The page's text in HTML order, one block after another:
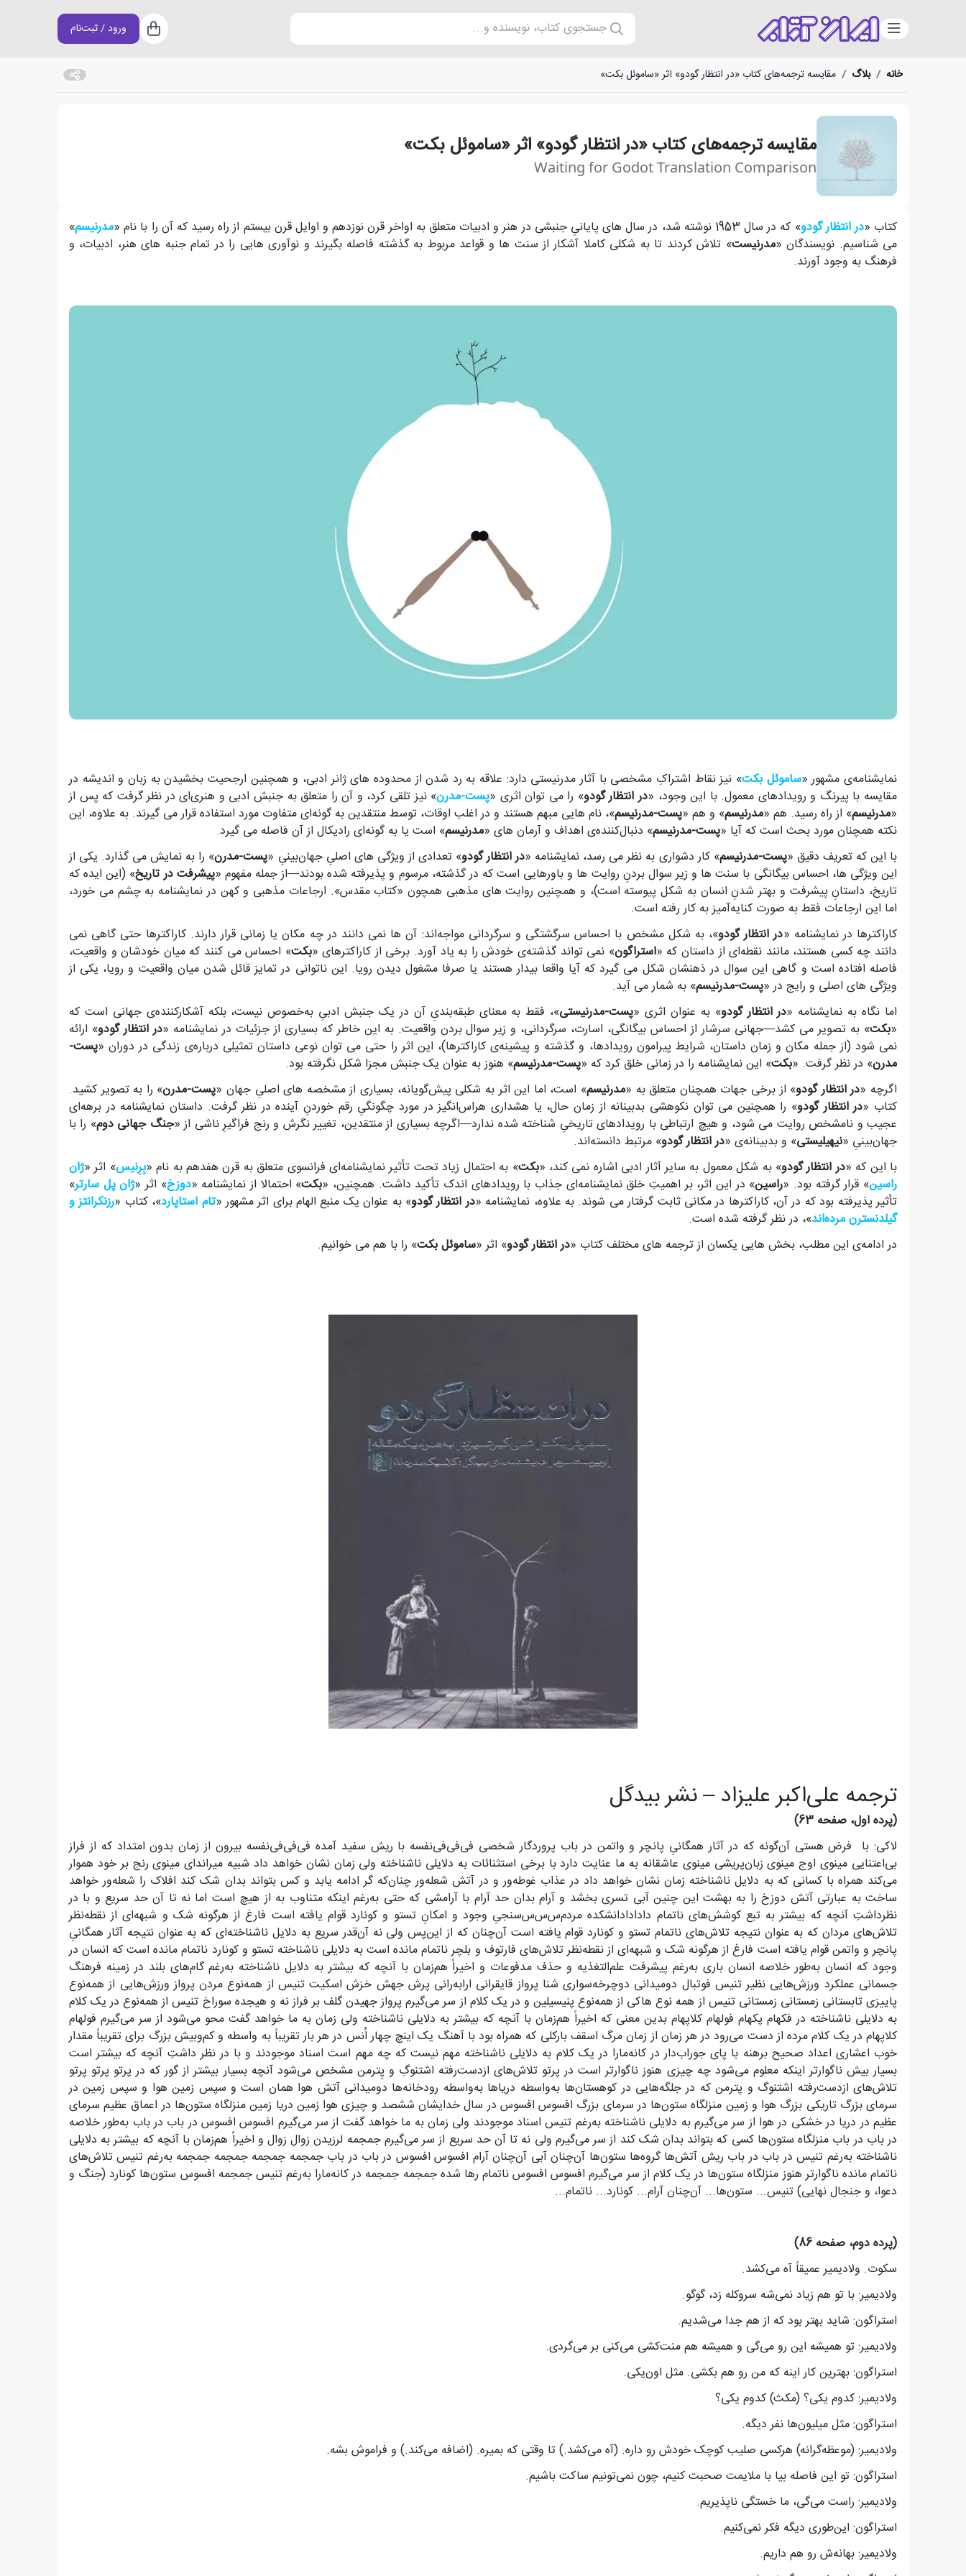
دسته‌بندی جستجوی کتاب، نویسنده و... سبد خرید
ورود / ثبت‌نام
خانه / بلاگ / مقایسه ترجمه‌های کتاب «در انتظار گودو» اثر «ساموئل بکت»
مقایسه ترجمه‌های کتاب «در انتظار گودو» اثر «ساموئل بکت»
Waiting for Godot Translation Comparison
در این مطلب، بخش هایی یکسان از ترجمه های مختلف کتاب «در انتظار گودو» اثر «ساموئل بکت» را با هم می خوانیم.
کتاب «در انتظار گودو» که در سال 1953 نوشته شد، در سال های پایانیِ جنبشی در هنر و ادبیات متعلق به اواخر قرن نوزدهم و اوایل قرن بیستم از راه رسید که آن را با نام « مدرنیسم»
می شناسیم. نویسندگان «مدرنیست» تلاش کردند تا به شکلی کاملا آشکار از سنت ها و قواعد مربوط به گذشته فاصله بگیرند و نوآوری هایی را در تمام جنبه های هنر، ادبیات، و
فرهنگ به وجود آورند.
نمایشنامه‌ی مشهور «ساموئل بکت» نیز نقاط اشتراکِ مشخصی با آثار مدرنیستی دارد: علاقه به رد شدن از محدوده های ژانر ادبی، و همچنین ارجحیت بخشیدن به زبان و اندیشه در
مقایسه با پیرنگ و رویدادهای معمول. با این وجود، «در انتظار گودو» را می توان اثری «پست-مدرن» نیز تلقی کرد، و آن را متعلق به جنبش ادبی و هنری‌ای در نظر گرفت که پس از
«مدرنیسم» از راه رسید. هم «مدرنیسم» و هم «پست-مدرنیسم»، نام هایی مبهم هستند و در اغلب اوقات، توسط منتقدین به گونه‌ای متفاوت مورد استفاده قرار می گیرند. به علاوه، این
نکته همچنان مورد بحث است که آیا «پست-مدرنیسم» دنبال‌کننده‌ی اهداف و آرمان های «مدرنیسم» است یا به گونه‌ای رادیکال از آن فاصله می گیرد.
با این که تعریف دقیق «پست-مدرنیسم» کار دشواری به نظر می رسد، نمایشنامه «در انتظار گودو» تعدادی از ویژگی های اصلیِ جهان‌بینیِ «پست-مدرن» را به نمایش می گذارد. یکی از
این ویژگی ها، احساس بیگانگی با سنت ها و زیر سوال بردنِ روایت ها و باورهایی است که در گذشته، مرسوم و پذیرفته شده بودند—از جمله مفهوم «پیشرفت در تاریخ» (این ایده که
تاریخ، داستانِ پیشرفت و بهتر شدنِ انسان به شکل پیوسته است)، و همچنین روایت های مذهبی همچون «کتاب مقدس». ارجاعات مذهبی و کهن در نمایشنامه به چشم می خورد،
اما این ارجاعات فقط به صورت کنایه‌آمیز به کار رفته است.
کاراکترها در نمایشنامه «در انتظار گودو»، به شکل مشخص با احساس سرگشتگی و سرگردانی مواجه‌اند: آن ها نمی دانند در چه مکان یا زمانی قرار دارند. کاراکترها حتی گاهی نمی
دانند چه کسی هستند، مانند نقطه‌ای از داستان که «استراگون» نمی تواند گذشته‌ی خودش را به یاد آورد. برخی از کاراکترهای «بکت» احساس می کنند که میان خودشان و واقعیت،
فاصله افتاده است و گاهی این سوال در ذهنشان شکل می گیرد که آیا واقعا بیدار هستند یا صرفا مشغول دیدن رویا. این ناتوانی در تمایز قائل شدن میان واقعیت و رویا، یکی از
ویژگی های اصلی و رایج در «پست-مدرنیسم» به شمار می آید.
اما نگاه به نمایشنامه «در انتظار گودو» به عنوان اثری «پست-مدرنیستی»، فقط به معنای طبقه‌بندیِ آن در یک جنبش ادبیِ به‌خصوص نیست، بلکه آشکارکننده‌ی جهانی است که
«بکت» به تصویر می کشد—جهانی سرشار از احساس بیگانگی، اسارت، سرگردانی، و زیر سوال بردن واقعیت. به این خاطر که بسیاری از جزئیات در نمایشنامه «در انتظار گودو» ارائه
نمی شود (از جمله مکان و زمان داستان، شرایط پیرامون رویدادها، و گذشته و پیشینه‌ی کاراکترها)، این اثر را حتی می توان نوعی داستان تمثیلی درباره‌ی زندگی در دوران «پست-
مدرن» در نظر گرفت. «بکت» این نمایشنامه را در زمانی خلق کرد که «پست-مدرنیسم» هنوز به عنوان یک جنبش مجزا شکل نگرفته بود.
اگرچه «در انتظار گودو» از برخی جهات همچنان متعلق به «مدرنیسم» است، اما این اثر به شکلی پیش‌گویانه، بسیاری از مشخصه های اصلیِ جهان «پست-مدرن» را به تصویر کشید.
کتاب «در انتظار گودو» را همچنین می توان نکوهشی بدبینانه از زمان حال، یا هشداری هراس‌انگیز در مورد چگونگیِ رقم خوردنِ آینده در نظر گرفت. داستان نمایشنامه در برهه‌ای
عجیب و نامشخص روایت می شود، و هیچ ارتباطی با رویدادهای تاریخیِ شناخته شده ندارد—اگرچه بسیاری از منتقدین، تغییر نگرش و رنج فراگیرِ ناشی از «جنگ جهانی دوم» را با
جهان‌بینیِ «نیهیلیستی» و بدبینانه‌ی «در انتظار گودو» مرتبط دانسته‌اند.
با این که «در انتظار گودو» به شکل معمول به سایر آثار ادبی اشاره نمی کند، «بکت» به احتمال زیاد تحت تأثیر نمایشنامه‌ای فرانسوی متعلق به قرن هفدهم به نام «بِرِنیس» اثر «ژان
راسین» قرار گرفته بود. «راسین» در این اثر، بر اهمیتِ خلق نمایشنامه‌ای جذاب با رویدادهای اندک تأکید داشت. همچنین، «بکت» احتمالا از نمایشنامه «دوزخ» اثر «ژان پل سارتر»
تأثیر پذیرفته بود که در آن، کاراکترها در مکانی ثابت گرفتار می شوند. به علاوه، نمایشنامه «در انتظار گودو» به عنوان یک منبع الهام برای اثر مشهور «تام استاپارد»، کتاب «رزنکرانتز و
گیلدنسترن مرده‌اند»، در نظر گرفته شده است.
در ادامه‌ی این مطلب، بخش هایی یکسان از ترجمه های مختلف کتاب «در انتظار گودو» اثر «ساموئل بکت» را با هم می خوانیم.
ترجمه علی‌اکبر علیزاد – نشر بیدگل
(پرده اول، صفحه 63)
لاکی: با فرض هستی آن‌گونه که در آثار همگانیِ پانچر و واتمن در باب پروردگار شخصی فی‌فی‌فی‌نفسه با ریش سفید آمده فی‌فی‌فی‌نفسه بیرون از زمان بدون امتداد که از فراز
بی‌اعتنایی مینوی اوج مینوی زبان‌پریشی مینوی عاشقانه به ما عنایت دارد با برخی استثنائات به دلایلی ناشناخته ولی زمان نشان خواهد داد شبیه میراندای مینوی رنج بر خود هموار
می‌کند همراه با کسانی که به دلایل ناشناخته زمان نشان خواهد داد در عذاب غوطه‌ور و در آتش شعله‌ور چنان‌که گر ادامه یابد و کس بتواند بدان شک کند افلاک را شعله‌ور خواهد
ساخت به عبارتی آتش دوزخ را به بهشت این چنین آبی تسری بخشد و آرام بدان حد آرام با آرامشی که حتی به‌رغم اینکه متناوب به از هیچ است اما نه تا آن حد سریع و با در
نظرداشتِ آنچه که بیشتر به تبع کوشش‌های ناتمام دادادادانشکده مردم‌س‌س‌س‌‌سنجیِ وجود و امکانِ تستو و کونارد قوام یافته است فارغ از هرگونه شک و شبهه‌ای از نقطه‌نظر
تلاش‌های مردان که به عنوان نتیجه تلاش‌های ناتمام تستو و کونارد قوام یافته است آن‌چنان که از این‌پس ولی نه ‌آن‌قدر سریع به دلایل ناشناخته‌ای که به عنوان نتیجه آثار همگانیِ
پانچر و واتمن قوام یافته است فارغ از هرگونه شک و شبهه‌ای از نقطه‌نظر تلاش‌های فارتوف و بلچر ناتمام مانده است به دلایلی ناشناخته تستو و کونارد ناتمام مانده است که انسان در
وجود که انسان به‌طور خلاصه انسان باری به‌رغم پیشرفت علم‌التغذیه و حذف مدفوعات و اخیراً هم‌زمان با آنچه که بیشتر به دلایل ناشناخته به‌رغم گام‌های بلند در زمینه فرهنگ
جسمانی عملکرد ورزش‌هایی نظیر تنیس فوتبال دومیدانی دوچرخه‌سواری شنا پرواز قایقرانی ارابه‌رانی پرش جهش خزش اسکیت تنیس از همه‌نوع مردن پرواز ورزش‌هایی از همه‌نوع
پاییزی تابستانی زمستانی زمستانی تنیس از همه نوع هاکی از همه‌نوع پنیسیلین و در یک کلام از سر می‌گیرم پرواز جهیدن گلف بر فراز نه و هیجده سوراخ تنیس از همه‌نوع در یک کلام
به دلایلی ناشناخته در فکهام پکهام فولهام کلاپهام بدین معنی که اخیراً هم‌زمان با آنچه که بیشتر به دلایلی ناشناخته ولی زمان به ما خواهد گفت محو می‌شود از سر می‌گیرم فولهام
کلاپهام در یک کلام مرده از دست می‌رود در هر زمان از زمان مرگ اسقف بارکلی که همراه بود با آهنگ یک اینچ چهار اُنس در هر بار تقریباً به واسطه و کم‌وبیش بزرگ برای تقریباً مقدار
خوب اعشاری اعداد صحیح برهنه با پای جوراب‌دار در کانه‌مارا در یک کلام به دلایلی ناشناخته مهم نیست که چه مهم است اسناد موجودند و با در نظر داشتِ آنچه که بیشتر است
بسیار بیش ناگوارتر اینکه معلوم می‌شود چه چیزی هنوز ناگوارتر است در پرتو تلاش‌های ازدست‌رفته اشتنوگِ و پِترمن مشخص می‌شود آنچه بسیار بیشتر از گور که در پرتو پرتو پرتو
تلاش‌های ازدست‌رفته اشتنوگ و پترمن که در جلگه‌هایی در کوهستان‌ها به‌واسطه دریاها به‌واسطه رودخانه‌ها دومیدانی آتش هوا همان است و سپس زمین هوا و سپس زمین در
سرمای بزرگ تاریکی بزرگ هوا و زمین منزلگاه ستون‌ها در سرمای بزرگ افسوس افسوس در سال خدایشان ششصد و چیزی هوا زمین دریا زمین منزلگاه ستون‌ها در اعماق عظیم سرمای
عظیم در دریا در خشکی در هوا از سر می‌گیرم به دلایلی ناشناخته به‌رغم تنیس اسناد موجودند ولی زمان به ما خواهد گفت از سر می‌گیرم افسوس افسوس در باب در باب به‌طور خلاصه
در باب در باب منزلگاه ستون‌ها کسی که بتواند بدان شک کند از سر می‌گیرم ولی نه تا آن حد سریع از سر می‌گیرم جمجمه لرزیدن زوال زوال و اخیراً هم‌زمان با آنچه که بیشتر به دلایلی
ناشناخته به‌رغم تنیس در باب در باب ریش آتش‌ها گروه‌ها ستون‌ها آن‌چنان آبی آن‌چنان آرام افسوس افسوس در باب در باب جمجمه جمجمه جمجمه جمجمه به‌رغم تنیس تلاش‌های
ناتمام مانده ناگوارتر هنوز منزلگاه ستون‌ها در یک کلام از سر می‌گیرم افسوس افسوس ناتمام رها شده جمجمه جمجمه در کانه‌مارا به‌رغم تنیس جمجمه افسوس ستون‌ها کونارد (جنگ و
دعوا، و جنجال نهایی) تنیس... ستون‌ها... آن‌چنان آرام... کونارد... ناتمام...
(پرده دوم، صفحه 86)
سکوت. ولادیمیر عمیقاً آه می‌کشد.
ولادیمیر: با تو هم زیاد نمی‌شه سروکله زد، گوگو.
استراگون: شاید بهتر بود که از هم جدا می‌شدیم.
ولادیمیر: تو همیشه این رو می‌گی و همیشه هم منت‌کشی می‌کنی بر می‌گردی.
استراگون: بهترین کار اینه که من رو هم بکشی. مثل اون‌یکی.
ولادیمیر: کدوم یکی؟ (مکث) کدوم یکی؟
استراگون: مثل میلیون‌ها نفر دیگه.
ولادیمیر: (موعظه‌گرانه‌‌‌) هرکسی صلیب کوچک خودش رو داره. (آه می‌کشد.) تا وقتی که بمیره. (اضافه می‌کند.) و فراموش بشه.
استراگون: تو این فاصله بیا با ملایمت صحبت کنیم، چون نمی‌تونیم ساکت باشیم.
ولادیمیر: راست می‌گی، ما خستگی ناپذیریم.
استراگون: این‌طوری دیگه فکر نمی‌کنیم.
ولادیمیر: بهانه‌ش رو هم داریم.